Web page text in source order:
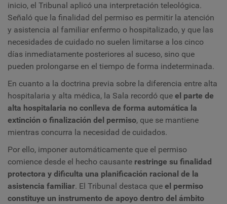
inicio, el Tribunal aplicó una interpretación teleológica.
Señaló que la finalidad del permiso es permitir la atención
y asistencia al familiar enfermo o hospitalizado, y que las
necesidades de cuidado no suelen limitarse a los cinco
días inmediatamente posteriores al suceso, sino que
pueden prolongarse en el tiempo de forma indeterminada.
En cuanto a la doctrina previa sobre la diferencia entre alta
hospitalaria y alta médica, la Sala recordó que el parte de
alta hospitalaria no conlleva de forma automática la
extinción o finalización del permiso, que se mantiene
mientras concurra la necesidad de cuidados.
Por ello, imponer automáticamente que el permiso
comience desde el hecho causante restringe su finalidad
protectora y dificulta una planificación racional de la
asistencia familiar. El Tribunal destaca que el permiso
constituye un instrumento de apoyo dentro del ámbito